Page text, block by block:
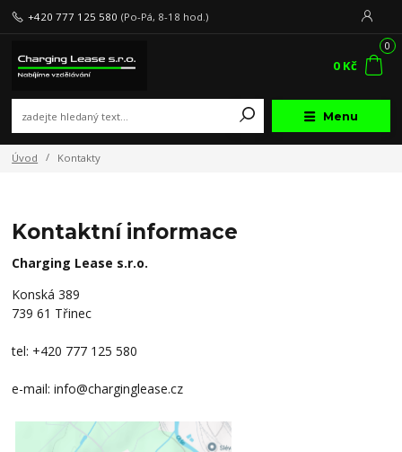
Menu
+420 777 125 580 (Po-Pá, 8-18 hod.)
0
0 Kč
Úvod Kontakty
Kontaktní informace
Charging Lease s.r.o.
Konská 389
739 61 Třinec
tel: +420 777 125 580
e-mail: info@charginglease.cz